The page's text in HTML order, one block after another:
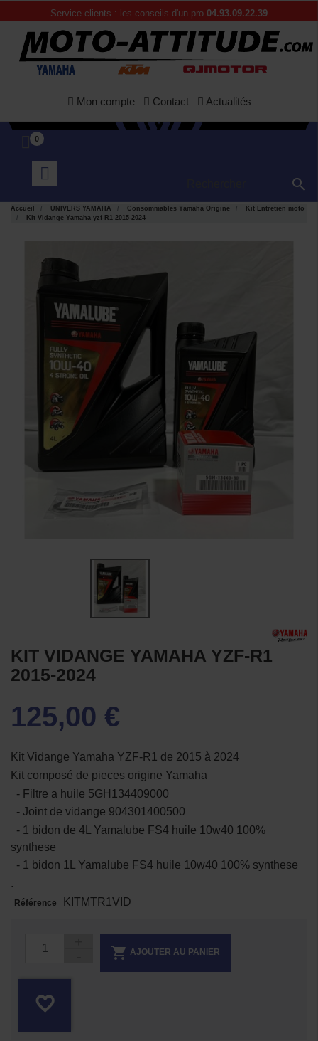
Service clients : les conseils d'un pro 04.93.09.22.39
Mon compte Contact Actualités
0

Accueil UNIVERS YAMAHA Consommables Yamaha Origine
Kit Entretien moto
Kit Vidange Yamaha yzf-R1 2015-2024
KIT VIDANGE YAMAHA YZF-R1
2015-2024
125,00 €
Kit Vidange Yamaha YZF-R1 de 2015 à 2024
Kit composé de pieces origine Yamaha
- Filtre a huile 5GH134409000
- Joint de vidange 904301400500
- 1 bidon de 4L Yamalube FS4 huile 10w40 100%
synthese
- 1 bidon 1L Yamalube FS4 huile 10w40 100% synthese
.
Référence KITMTR1VID
 AJOUTER AU PANIER
favorite_border